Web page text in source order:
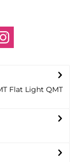
Flat Light QMT